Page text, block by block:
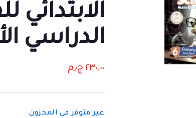
الابتدائي
الدراسي
٢٣٠,٠٠ ج٫م
غير متوفر في المخزون